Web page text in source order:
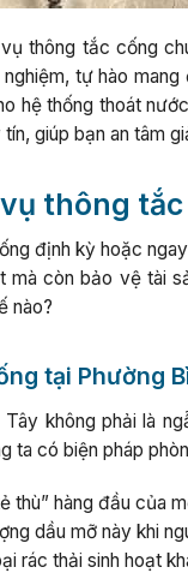
thông tắc cống
tự hào
hệ thống thoát
giúp bạn an tâm
thông
định kỳ hoặc
còn bảo vệ tài
nào?
tại Phường
không phải là
ta có biện pháp
thù” hàng đầu của
dầu mỡ này khi
rác thải sinh hoạt